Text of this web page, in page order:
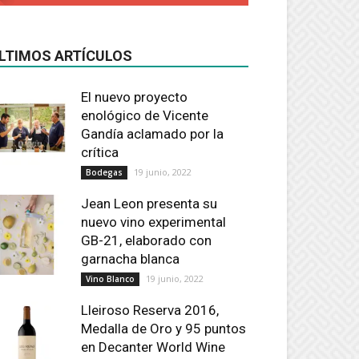
ARTÍCULOS
El nuevo proyecto
enológico de Vicente
Gandía aclamado por la
crítica
Bodegas 19 junio, 2022
Jean Leon presenta su
nuevo vino experimental
GB-21, elaborado con
garnacha blanca
Vino Blanco 19 junio, 2022
Lleiroso Reserva 2016,
Medalla de Oro y 95 puntos
en Decanter World Wine